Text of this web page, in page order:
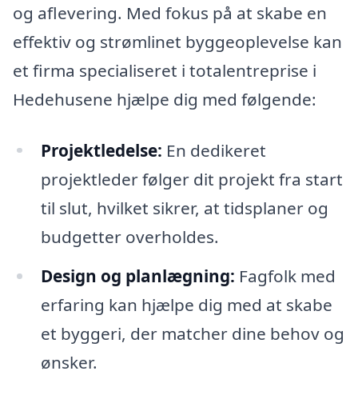
og aflevering. Med fokus på at skabe en
effektiv og strømlinet byggeoplevelse kan
et firma specialiseret i totalentreprise i
Hedehusene hjælpe dig med følgende:
Projektledelse: En dedikeret
projektleder følger dit projekt fra start
til slut, hvilket sikrer, at tidsplaner og
budgetter overholdes.
Design og planlægning: Fagfolk med
erfaring kan hjælpe dig med at skabe
et byggeri, der matcher dine behov og
ønsker.